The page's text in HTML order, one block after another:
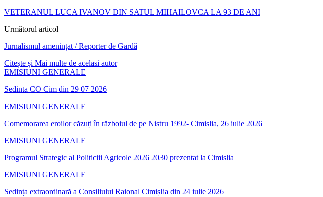
VETERANUL LUCA IVANOV DIN SATUL MIHAILOVCA LA 93 DE ANI
Următorul articol
Jurnalismul amenințat / Reporter de Gardă
Citește și Mai multe de acelasi autor
EMISIUNI GENERALE
Sedinta CO Cim din 29 07 2026
EMISIUNI GENERALE
Comemorarea eroilor căzuți în războiul de pe Nistru 1992- Cimislia, 26 iulie 2026
EMISIUNI GENERALE
Programul Strategic al Politiciii Agricole 2026 2030 prezentat la Cimislia
EMISIUNI GENERALE
Sedința extraordinară a Consiliului Raional Cimișlia din 24 iulie 2026